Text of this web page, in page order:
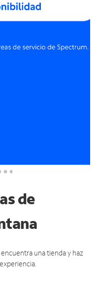
de
una tienda y haz